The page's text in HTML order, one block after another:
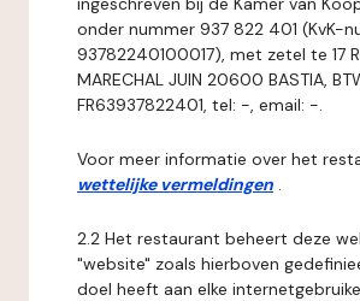
onder nummer 937 822 401 (KvK-
93782240100017), met zetel te 17
MARECHAL JUIN 20600 BASTIA,
FR63937822401, tel: -, email: -.
Voor meer informatie over het
wettelijke vermeldingen .
2.2 Het restaurant beheert deze
"website" zoals hierboven
doel heeft aan elke